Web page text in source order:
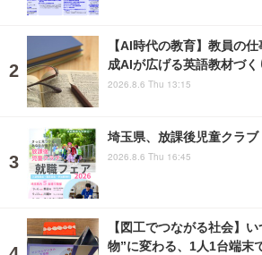
【AI時代の教育】教員の
成AIが広げる英語教材づく
2026.8.6 Thu 13:15
埼玉県、放課後児童クラブ
2026.8.6 Thu 16:45
【図工でつながる社会】
物”に変わる、1人1台端末